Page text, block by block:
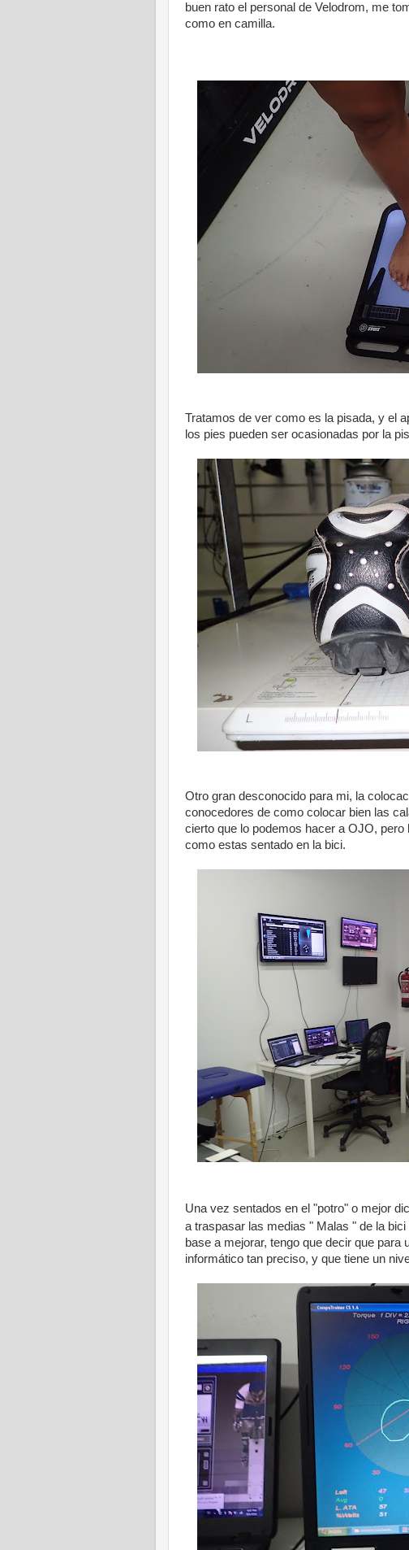
buen rato el personal de Velodrom, me
como en camilla.
Tratamos de ver como es la pisada, y el
los pies pueden ser ocasionadas por la
Otro gran desconocido para mi, la
conocedores de como colocar bien las
cierto que lo podemos hacer a OJO,
como estas sentado en la bici.
Una vez sentados en el "potro" o mejor
a traspasar las medias " Malas " de la
base a mejorar, tengo que decir que
informático tan preciso, y que tiene un